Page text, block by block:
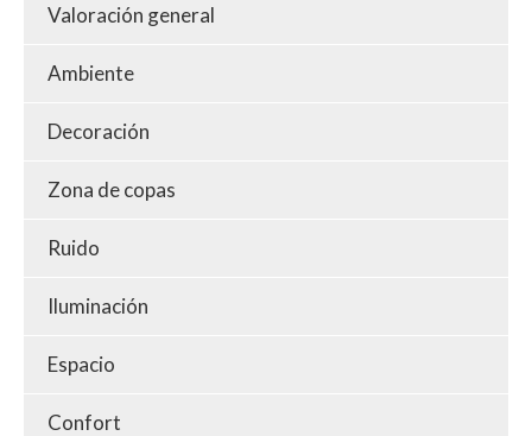
Valoración general
Ambiente
Decoración
Zona de copas
Ruido
Iluminación
Espacio
Confort